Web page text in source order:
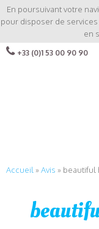
En poursuivant votre
pour disposer de
en
+33 (0)1 53 00 90 90
Accueil »Avis » beautiful